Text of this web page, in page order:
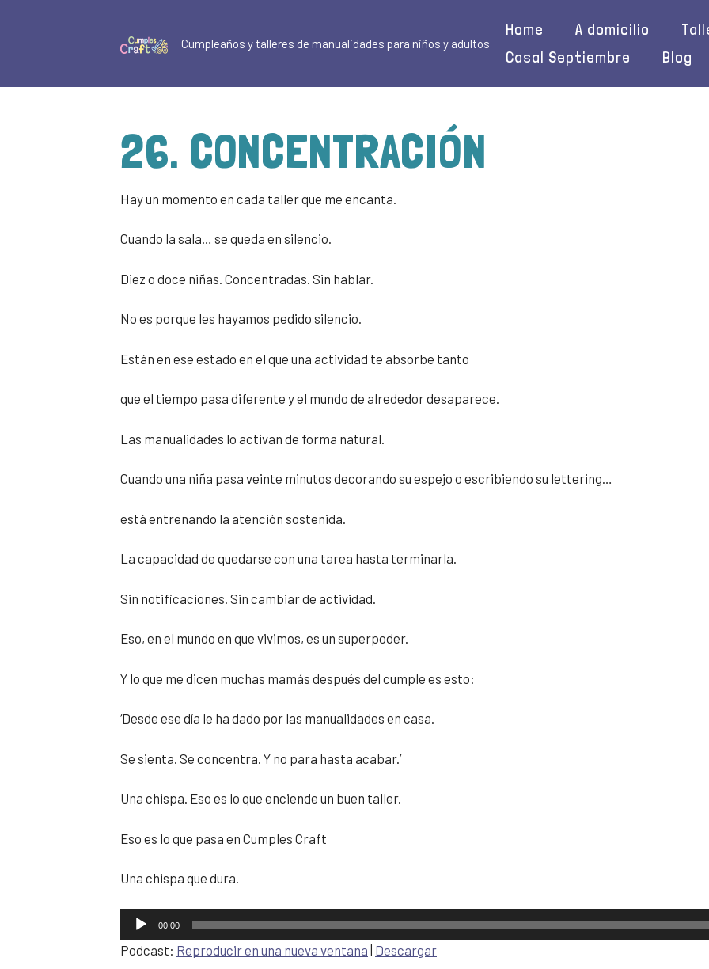
Cumpleaños y talleres de manualidades para niños y adultos
Home A domicilio
Casal Septiembre
Blog
26. CONCENTRACIÓN
Hay un momento en cada taller que me encanta.
Cuando la sala… se queda en silencio.
Diez o doce niñas. Concentradas. Sin hablar.
No es porque les hayamos pedido silencio.
Están en ese estado en el que una actividad te absorbe tanto
que el tiempo pasa diferente y el mundo de alrededor desaparece.
Las manualidades lo activan de forma natural.
Cuando una niña pasa veinte minutos decorando su espejo o escribiendo su lettering…
está entrenando la atención sostenida.
La capacidad de quedarse con una tarea hasta terminarla.
Sin notificaciones. Sin cambiar de actividad.
Eso, en el mundo en que vivimos, es un superpoder.
Y lo que me dicen muchas mamás después del cumple es esto:
‘Desde ese día le ha dado por las manualidades en casa.
Se sienta. Se concentra. Y no para hasta acabar.’
Una chispa. Eso es lo que enciende un buen taller.
Eso es lo que pasa en Cumples Craft
Una chispa que dura.
Reproductor
de
audio
00:00
Podcast: Reproducir en una nueva ventana | Descargar